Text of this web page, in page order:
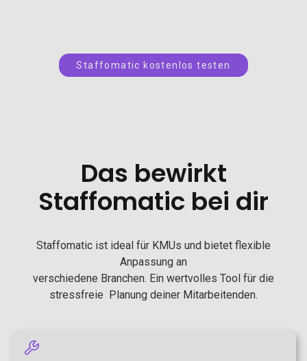
Staffomatic kostenlos testen
Das bewirkt
Staffomatic bei dir
Staffomatic ist ideal für KMUs und bietet flexible
Anpassung an
verschiedene Branchen. Ein wertvolles Tool für die
stressfreie Planung deiner Mitarbeitenden.